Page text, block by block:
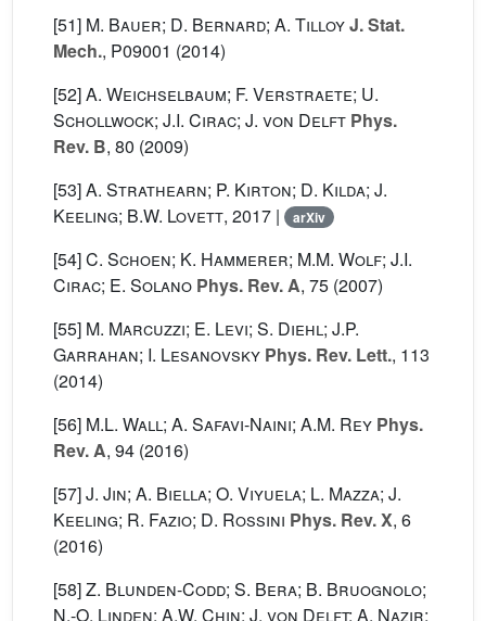
[51] M. Bauer; D. Bernard; A. TilloyJ. Stat.
Mech., P09001 (2014)
[52]A. Weichselbaum; F. Verstraete; U.
Schollwock; J.I. Cirac; J. von Delft Phys.
Rev. B, 80 (2009)
[53]A. Strathearn; P. Kirton; D. Kilda; J.
Keeling; B.W. Lovett, 2017 | arXiv
[54]C. Schoen; K. Hammerer; M.M. Wolf; J.I.
Cirac; E. Solano Phys. Rev. A, 75 (2007)
[55] M. Marcuzzi; E. Levi; S. Diehl; J.P.
Garrahan; I. Lesanovsky Phys. Rev. Lett., 113
(2014)
[56] M.L. Wall; A. Safavi-Naini; A.M. Rey Phys.
Rev. A, 94 (2016)
[57]J. Jin; A. Biella; O. Viyuela; L. Mazza; J.
Keeling; R. Fazio; D. Rossini Phys. Rev. X, 6
(2016)
[58]Z. Blunden-Codd; S. Bera; B. Bruognolo;
N.-O. Linden; A.W. Chin; J. von Delft; A. Nazir;